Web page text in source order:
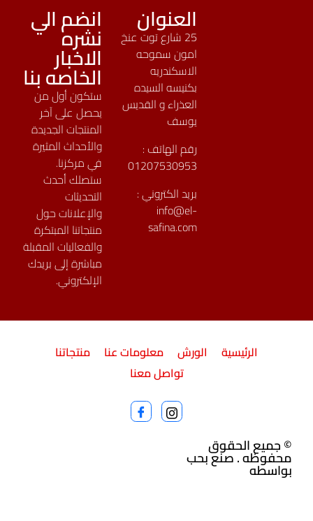
العنوان
25 شارع توت عنخ
امون سموحه
الاسكندريه
بكنيسه السيده
العذراء و القديس
يوسف
رقم الهاتف :
01207530953
بريد الكتروني :
info@el-
safina.com
انضم الي
نشره
الاخبار
الخاصه بنا
ستكون أول من
يحصل على آخر
المنتجات الجديدة
والأحداث المثيرة
في مركزنا.
ستصلك أحدث
التحديثات
والإعلانات حول
منتجاتنا المبتكرة
والفعاليات المقبلة
مباشرة إلى بريدك
الإلكتروني.
© جميع الحقوق
محفوظه . صنع بحب
بواسطه
الرئيسية الورش معلومات عنا
منتجاتنا
تواصل معنا